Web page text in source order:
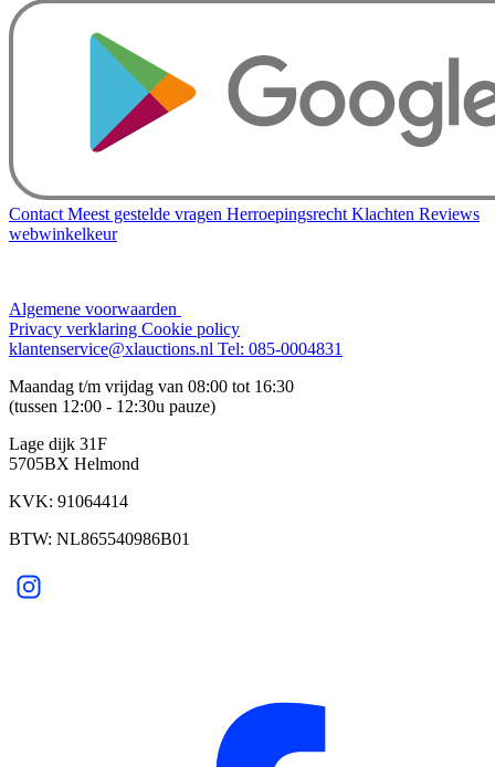
Contact Meest gestelde vragen Herroepingsrecht Klachten Reviews
webwinkelkeur
Algemene voorwaarden
Privacy verklaring Cookie policy
klantenservice@xlauctions.nl Tel: 085-0004831
Maandag t/m vrijdag van 08:00 tot 16:30
(tussen 12:00 - 12:30u pauze)
Lage dijk 31F
5705BX Helmond
KVK: 91064414
BTW: NL865540986B01